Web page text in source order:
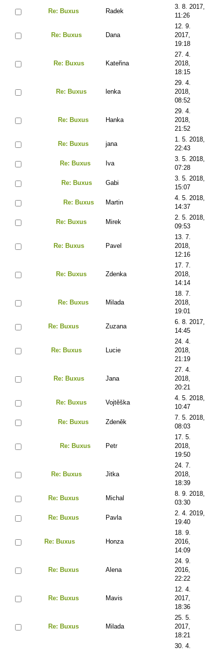
Re: Buxus Radek
3. 8. 2017,
11:26
Re: Buxus Dana
12. 9.
2017,
19:18
Re: Buxus Kateřina
27. 4.
2018,
18:15
Re: Buxus lenka
29. 4.
2018,
08:52
Re: Buxus Hanka
29. 4.
2018,
21:52
Re: Buxus jana
1. 5. 2018,
22:43
Re: Buxus Iva
3. 5. 2018,
07:28
Re: Buxus Gabi
3. 5. 2018,
15:07
Re: Buxus Martin
4. 5. 2018,
14:37
Re: Buxus Mirek
2. 5. 2018,
09:53
Re: Buxus Pavel
13. 7.
2018,
12:16
Re: Buxus Zdenka
17. 7.
2018,
14:14
Re: Buxus Milada
18. 7.
2018,
19:01
Re: Buxus Zuzana
6. 8. 2017,
14:45
Re: Buxus Lucie
24. 4.
2018,
21:19
Re: Buxus Jana
27. 4.
2018,
20:21
Re: Buxus Vojtěška
4. 5. 2018,
10:47
Re: Buxus Zdeněk
7. 5. 2018,
08:03
Re: Buxus Petr
17. 5.
2018,
19:50
Re: Buxus Jitka
24. 7.
2018,
18:39
Re: Buxus Michal
8. 9. 2018,
03:30
Re: Buxus Pavla
2. 4. 2019,
19:40
Re: Buxus Honza
18. 9.
2016,
14:09
Re: Buxus Alena
24. 9.
2016,
22:22
Re: Buxus Mavis
12. 4.
2017,
18:36
Re: Buxus Milada
25. 5.
2017,
18:21
30. 4.